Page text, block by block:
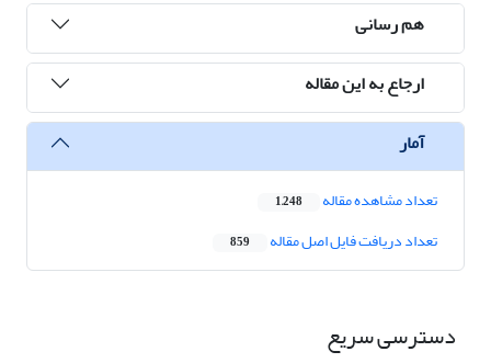
هم رسانی
ارجاع به این مقاله
آمار
تعداد مشاهده مقاله 1,248
تعداد دریافت فایل اصل مقاله 859
دسترسی سریع